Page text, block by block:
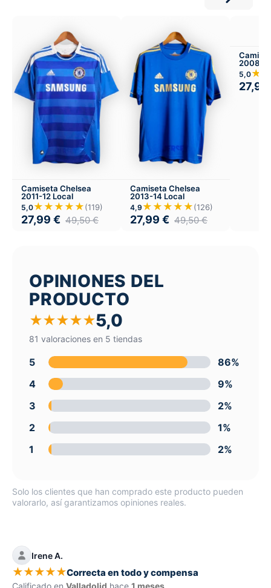
Camiseta Chelsea
2011-12 Local
5,0★★★★★(119)
27,99 € 49,50€
Camiseta Chelsea
2013-14 Local
4,9 ★★★★★(126)
27,99 € 49,50€
2008-
5,0
27,99
OPINIONES DEL
PRODUCTO
★★★★★5,0
81 valoraciones en 5 tiendas
5
86%
4
9%
3
2%
2
1%
1
2%
Solo los clientes que han comprado este producto pueden
valorarlo, así garantizamos opiniones reales.
Irene A.
★★★★★Correcta en todo y compensa